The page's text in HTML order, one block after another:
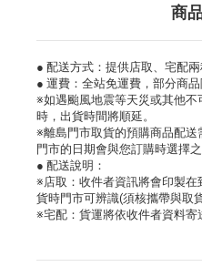
商
● 配送方式：提供店取、宅配兩
● 運費：全站免運費，部分商品
※如遇颱風地震等天災或其他
時，出貨時間將順延。
※離島門市取貨的預購商品配
門市的日期會與您訂購時選擇
● 配送說明：
※店取：收件者資訊將會印製
貨時門市可辨識(須核攜帶與取
※宅配：貨運將依收件者資料寄